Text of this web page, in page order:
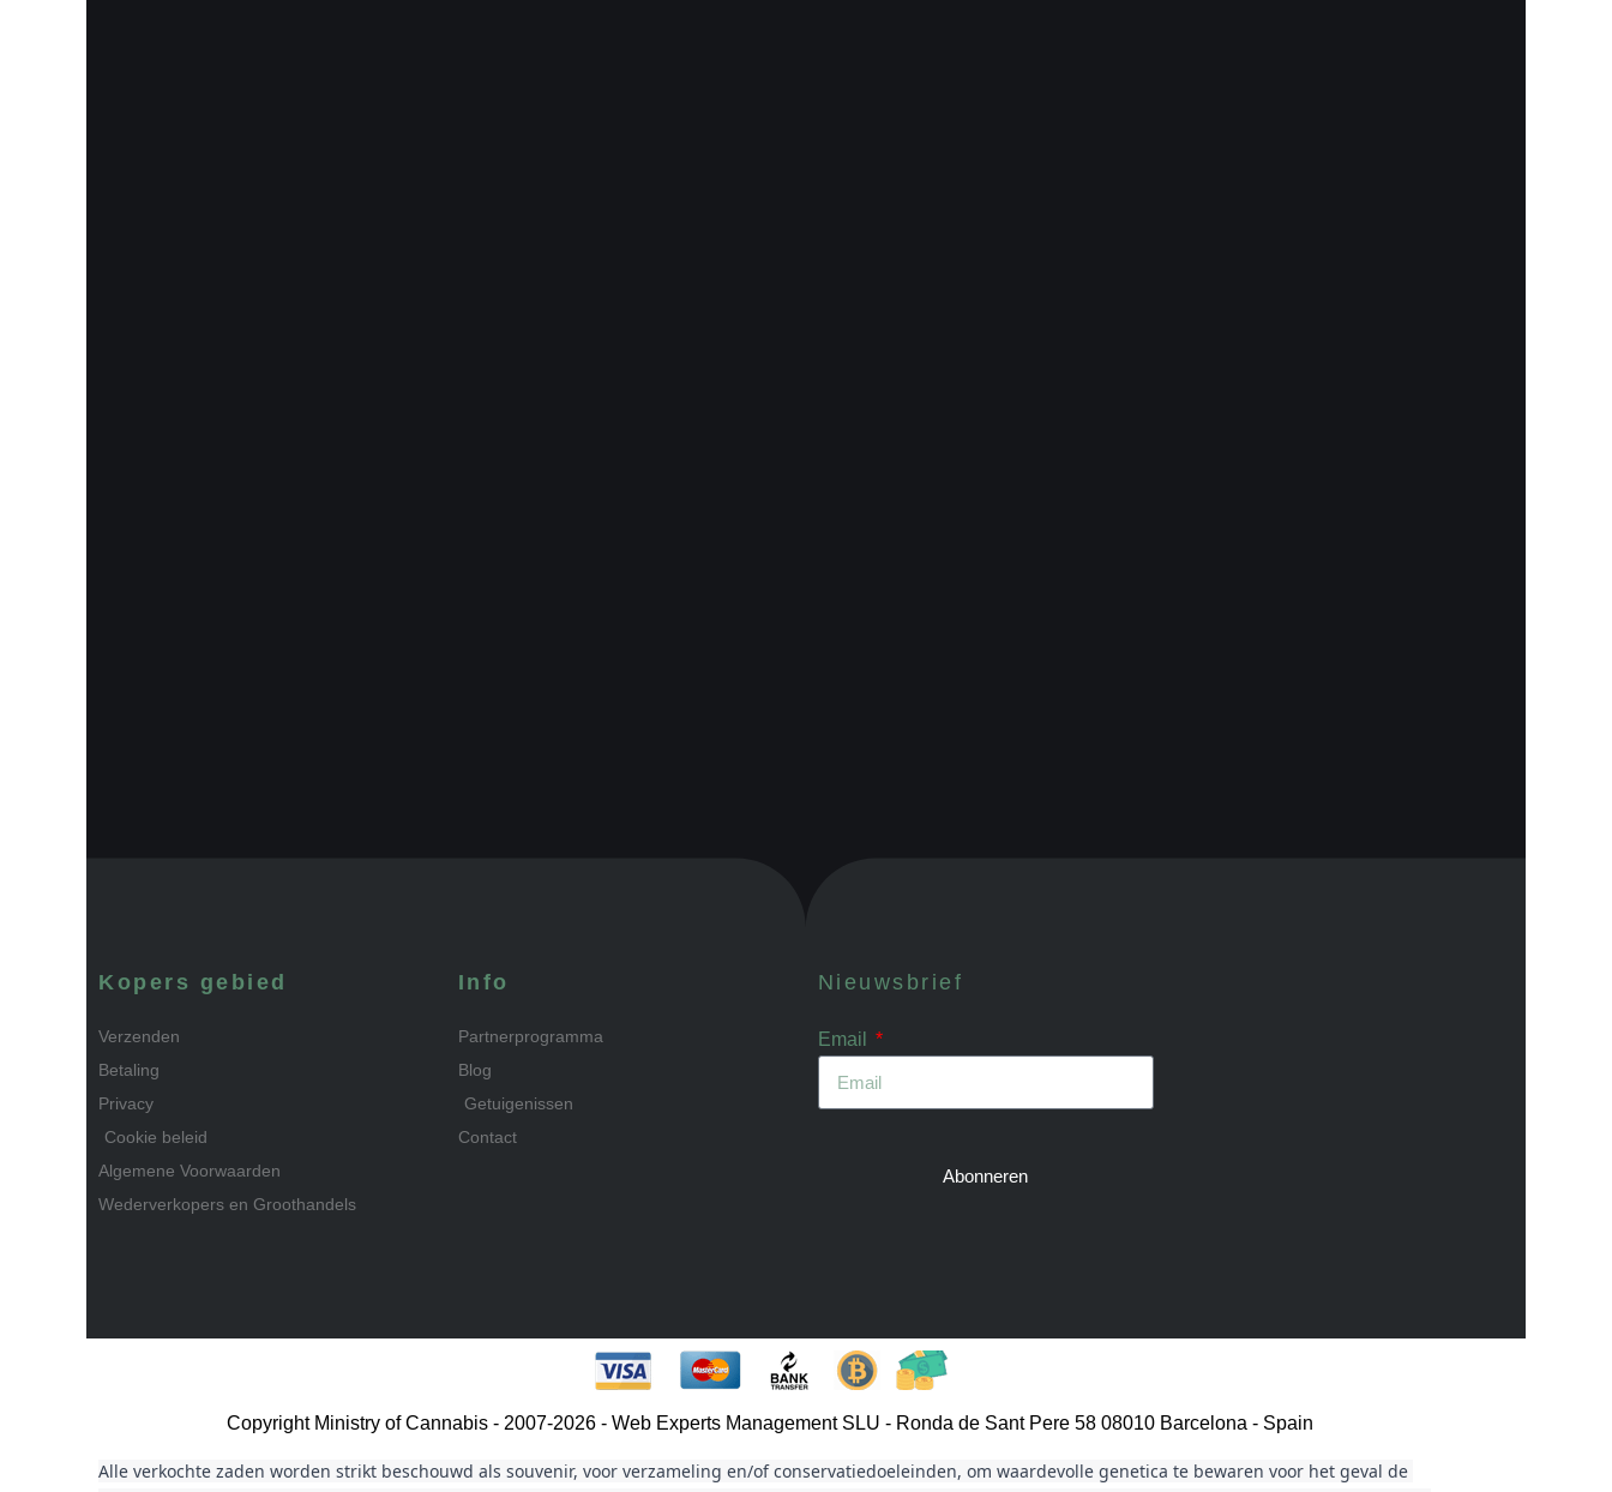
Kopers gebied
Verzenden
Betaling
Privacy
Cookie beleid
Algemene Voorwaarden
Wederverkopers en Groothandels
Info
Partnerprogramma
Blog
Getuigenissen
Contact
Nieuwsbrief
Email
Abonneren
Copyright Ministry of Cannabis - 2007-2026 - Web Experts Management SLU - Ronda de Sant Pere 58 08010 Barcelona - Spain
Alle verkochte zaden worden strikt beschouwd als souvenir, voor verzameling en/of conservatiedoeleinden, om waardevolle genetica te bewaren voor het geval de